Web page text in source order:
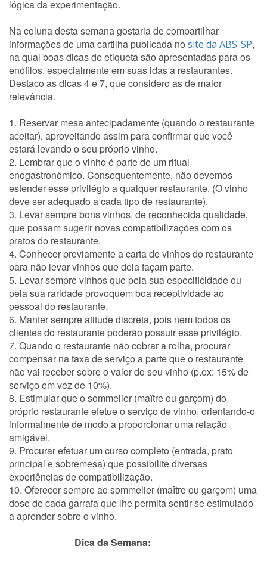
lógica da experimentação.
Na coluna desta semana gostaria de compartilhar
informações de uma cartilha publicada no site da ABS-SP,
na qual boas dicas de etiqueta são apresentadas para os
enófilos, especialmente em suas idas a restaurantes.
Destaco as dicas 4 e 7, que considero as de maior
relevância.
1. Reservar mesa antecipadamente (quando o restaurante
aceitar), aproveitando assim para confirmar que você
estará levando o seu próprio vinho.
2. Lembrar que o vinho é parte de um ritual
enogastronômico. Consequentemente, não devemos
estender esse privilégio a qualquer restaurante. (O vinho
deve ser adequado a cada tipo de restaurante).
3. Levar sempre bons vinhos, de reconhecida qualidade,
que possam sugerir novas compatibilizações com os
pratos do restaurante.
4. Conhecer previamente a carta de vinhos do restaurante
para não levar vinhos que dela façam parte.
5. Levar sempre vinhos que pela sua especificidade ou
pela sua raridade provoquem boa receptividade ao
pessoal do restaurante.
6. Manter sempre atitude discreta, pois nem todos os
clientes do restaurante poderão possuir esse privilégio.
7. Quando o restaurante não cobrar a rolha, procurar
compensar na taxa de serviço a parte que o restaurante
não vai receber sobre o valor do seu vinho (p.ex: 15% de
serviço em vez de 10%).
8. Estimular que o sommelier (maître ou garçom) do
próprio restaurante efetue o serviço de vinho, orientando-o
informalmente de modo a proporcionar uma relação
amigável.
9. Procurar efetuar um curso completo (entrada, prato
principal e sobremesa) que possibilite diversas
experiências de compatibilização.
10. Oferecer sempre ao sommelier (maître ou garçom) uma
dose de cada garrafa que lhe permita sentir-se estimulado
a aprender sobre o vinho.
Dica da Semana: